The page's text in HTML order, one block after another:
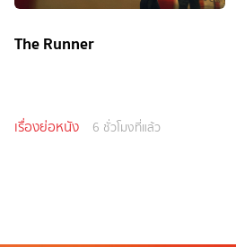
The Runner
เรื่องย่อหนัง 6 ชั่วโมงที่แล้ว